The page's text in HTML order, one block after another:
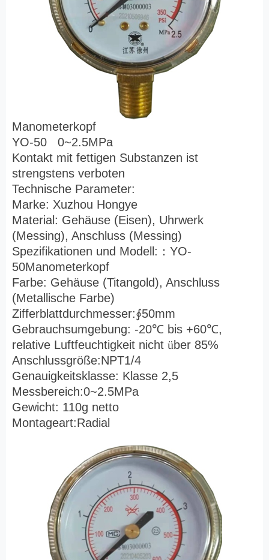
Manometerkopf
YO-50 0~2.5MPa
Kontakt mit fettigen Substanzen ist
strengstens verboten
Technische Parameter:
Marke: Xuzhou Hongye
Material: Gehäuse (Eisen), Uhrwerk
(Messing), Anschluss (Messing)
Spezifikationen und Modell: ： YO-
50Manometerkopf
Farbe: Gehäuse (Titangold), Anschluss
(Metallische Farbe)
Zifferblattdurchmesser:∮50mm
Gebrauchsumgebung: -20℃ bis +60℃,
relative Luftfeuchtigkeit nicht über 85%
Anschlussgröße:NPT1/4
Genauigkeitsklasse: Klasse 2,5
Messbereich:0~2.5MPa
Gewicht: 110g netto
Montageart:Radial